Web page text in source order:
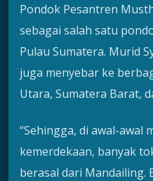
Pondok Pesantren
sebagai salah satu
Pulau Sumatera. Murid
juga menyebar ke
Utara, Sumatera Barat,
“Sehingga, di awal-awal
kemerdekaan, banyak
berasal dari